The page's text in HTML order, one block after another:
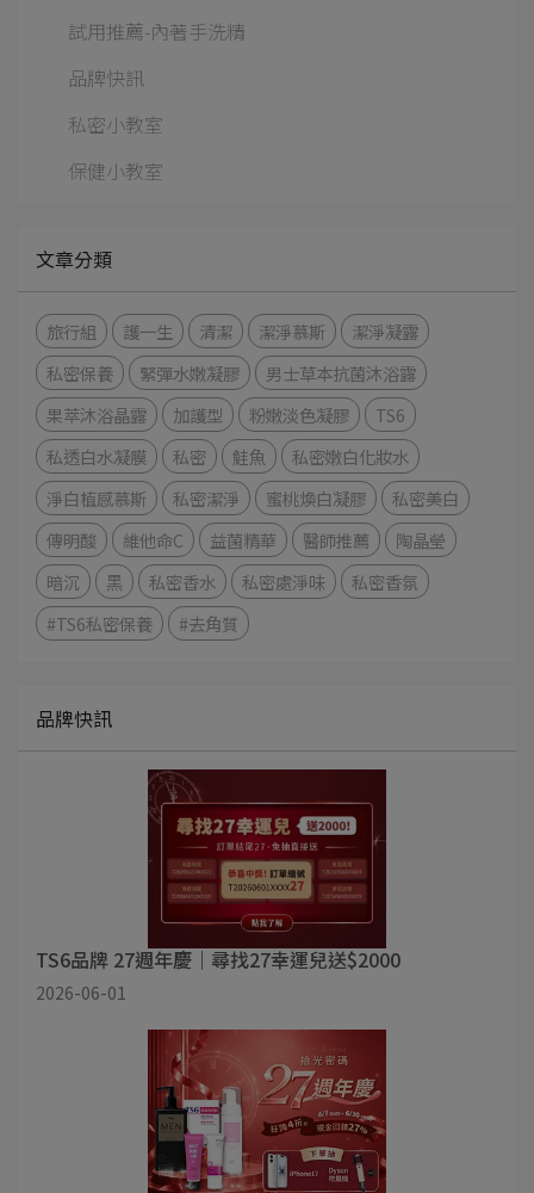
試用推薦-內著手洗精
品牌快訊
私密小教室
保健小教室
文章分類
旅行組 護一生 清潔 潔淨慕斯
潔淨凝露
私密保養
緊彈水嫩凝膠
男士草本抗菌沐浴露
果萃沐浴晶露
加護型 粉嫩淡色凝膠
TS6
私透白水凝膜
私密 鮭魚
私密嫩白化妝水
淨白植感慕斯
私密潔淨 蜜桃煥白凝膠
私密美白
傳明酸
維他命C 益菌精華 醫師推薦
陶晶瑩
暗沉
黑 私密香水 私密處淨味
私密香氛
#TS6私密保養
#去角質
品牌快訊
TS6品牌 27週年慶｜尋找27幸運兒送$2000
2026-06-01